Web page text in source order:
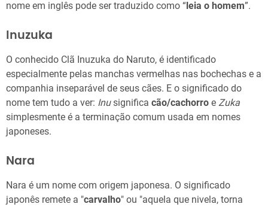
nome em inglês pode ser traduzido como “ leia o homem”.
Inuzuka
O conhecido Clã Inuzuka do Naruto, é identificado
especialmente pelas manchas vermelhas nas bochechas e a
companhia inseparável de seus cães. E o significado do
nome tem tudo a ver: Inusignifica cão/cachorro e Zuka
simplesmente é a terminação comum usada em nomes
japoneses.
Nara
Nara é um nome com origem japonesa. O significado
japonês remete a "carvalho" ou "aquela que nivela, torna